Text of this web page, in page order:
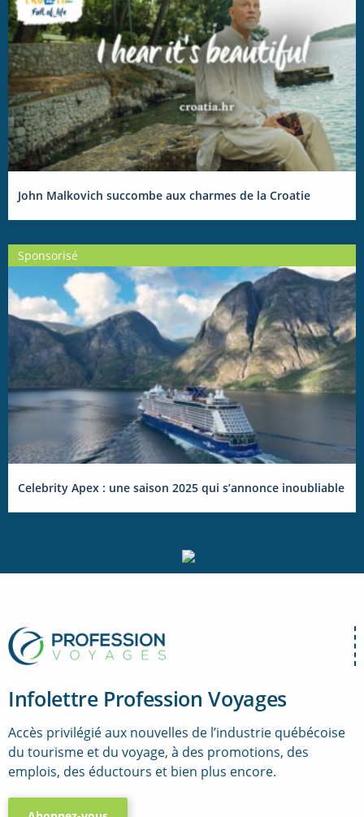
John Malkovich succombe aux charmes de la Croatie
Sponsorisé
Celebrity Apex : une saison 2025 qui s’annonce inoubliable
Infolettre Profession Voyages
Accès privilégié aux nouvelles de l’industrie québécoise
du tourisme et du voyage, à des promotions, des
emplois, des éductours et bien plus encore.